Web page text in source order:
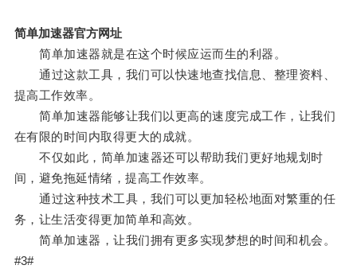
简单加速器官方网址
简单加速器就是在这个时候应运而生的利器。
通过这款工具，我们可以快速地查找信息、整理资料、
提高工作效率。
简单加速器能够让我们以更高的速度完成工作，让我们
在有限的时间内取得更大的成就。
不仅如此，简单加速器还可以帮助我们更好地规划时
间，避免拖延情绪，提高工作效率。
通过这种技术工具，我们可以更加轻松地面对繁重的任
务，让生活变得更加简单和高效。
简单加速器，让我们拥有更多实现梦想的时间和机会。
#3#